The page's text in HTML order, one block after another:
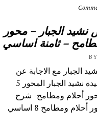
الجبار – محور
– ثامنة اساسي
الجبار مع الاجابة عن
الاسئلة قصيدة نشيد الجبار المحور 5
أحلام ومطامح- شرح
نصوص محور أحلام ومطامح 8 اساسي